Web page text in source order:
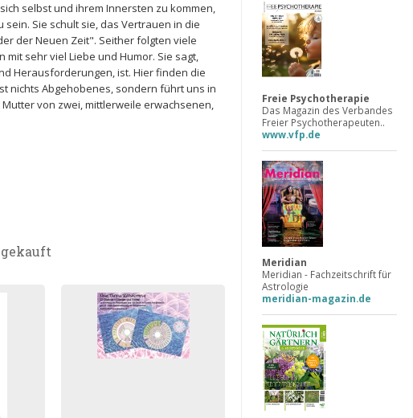
selbst und ihrem Innersten zu kommen,
Sie schult sie, das Vertrauen in die
der Neuen Zeit". Seither folgten viele
sehr viel Liebe und Humor. Sie sagt,
Herausforderungen, ist. Hier finden die
nichts Abgehobenes, sondern führt uns in
von zwei, mittlerweile erwachsenen,
Freie Psychotherapie
Das Magazin des Verbandes
Freier Psychotherapeuten..
www.vfp.de
Meridian
Meridian - Fachzeitschrift für
Astrologie
meridian-magazin.de